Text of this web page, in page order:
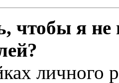
чтобы я
личного